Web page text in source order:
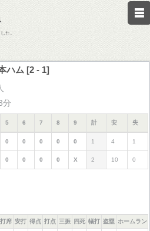
た。
ハム [2 - 1]
分
5 6 7 8 9 計 安 失
0 0 0 0 0 1 4 1
0 0 0 0 X 2 10 0
打席 安打 得点 打点 三振 四死 犠打 盗塁 ホームラン